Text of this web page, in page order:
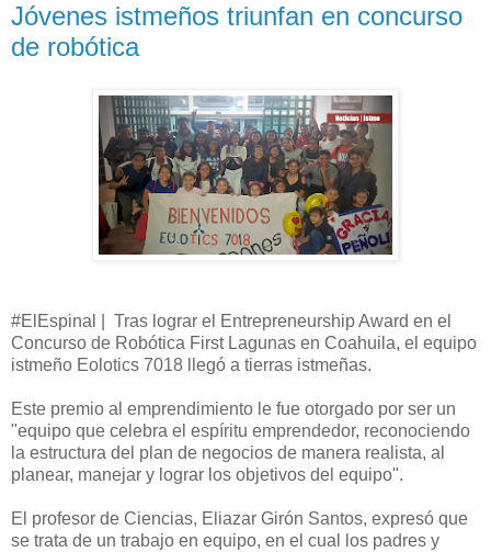
Jóvenes istmeños triunfan en concurso
de robótica
#ElEspinal | Tras lograr el Entrepreneurship Award en el
Concurso de Robótica First Lagunas en Coahuila, el equipo
istmeño Eolotics 7018 llegó a tierras istmeñas.
Este premio al emprendimiento le fue otorgado por ser un
"equipo que celebra el espíritu emprendedor, reconociendo
la estructura del plan de negocios de manera realista, al
planear, manejar y lograr los objetivos del equipo".
El profesor de Ciencias, Eliazar Girón Santos, expresó que
se trata de un trabajo en equipo, en el cual los padres y